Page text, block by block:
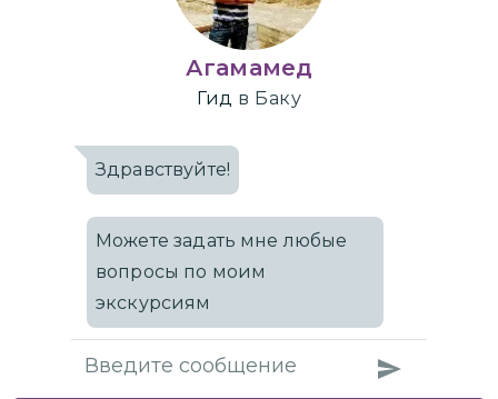
Агамамед
Гид в Баку
Здравствуйте!
Можете задать мне любые
вопросы по моим
экскурсиям